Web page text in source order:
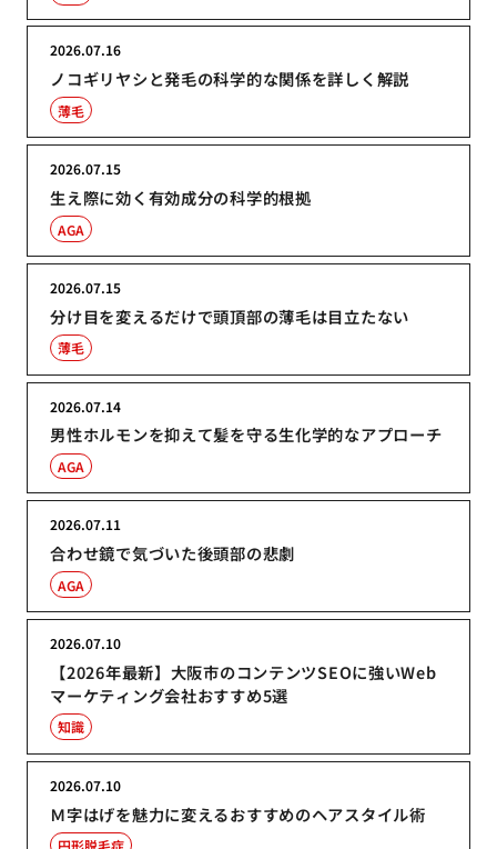
ノコギリヤシと発毛の科学的な関係を詳しく解説
2026.07.16
薄毛
生え際に効く有効成分の科学的根拠
2026.07.15
AGA
分け目を変えるだけで頭頂部の薄毛は目立たない
2026.07.15
薄毛
男性ホルモンを抑えて髪を守る生化学的なアプローチ
2026.07.14
AGA
合わせ鏡で気づいた後頭部の悲劇
2026.07.11
AGA
【2026年最新】大阪市のコンテンツSEOに強いWeb
マーケティング会社おすすめ5選
2026.07.10
知識
Ｍ字はげを魅力に変えるおすすめのヘアスタイル術
2026.07.10
円形脱毛症